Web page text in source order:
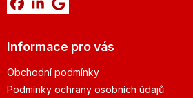
Informace pro vás
Obchodní podmínky
Podmínky ochrany osobních údajů